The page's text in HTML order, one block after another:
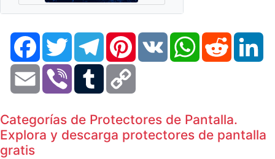
FacebookTwitter TelegramPinterestVK WhatsAppReddit
Email Viber Tumblr
Categorías de Protectores de Pantalla.
Explora y descarga protectores de pantalla
gratis